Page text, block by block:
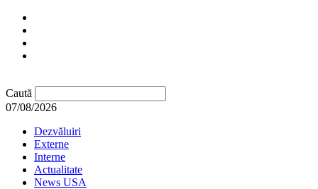
Caută
07/08/2026
Dezvăluiri
Externe
Interne
Actualitate
News USA